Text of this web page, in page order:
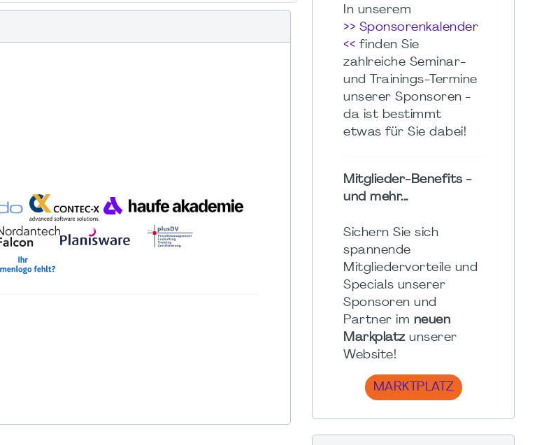
In unserem
>> Sponsorenkalender
<< finden Sie
zahlreiche Seminar-
und Trainings-Termine
unserer Sponsoren -
da ist bestimmt
etwas für Sie dabei!
Mitglieder-Benefits -
und mehr...
Sichern Sie sich
spannende
Mitgliedervorteile und
Specials unserer
Sponsoren und
Partner im neuen
Markplatzunserer
Website!
MARKTPLATZ